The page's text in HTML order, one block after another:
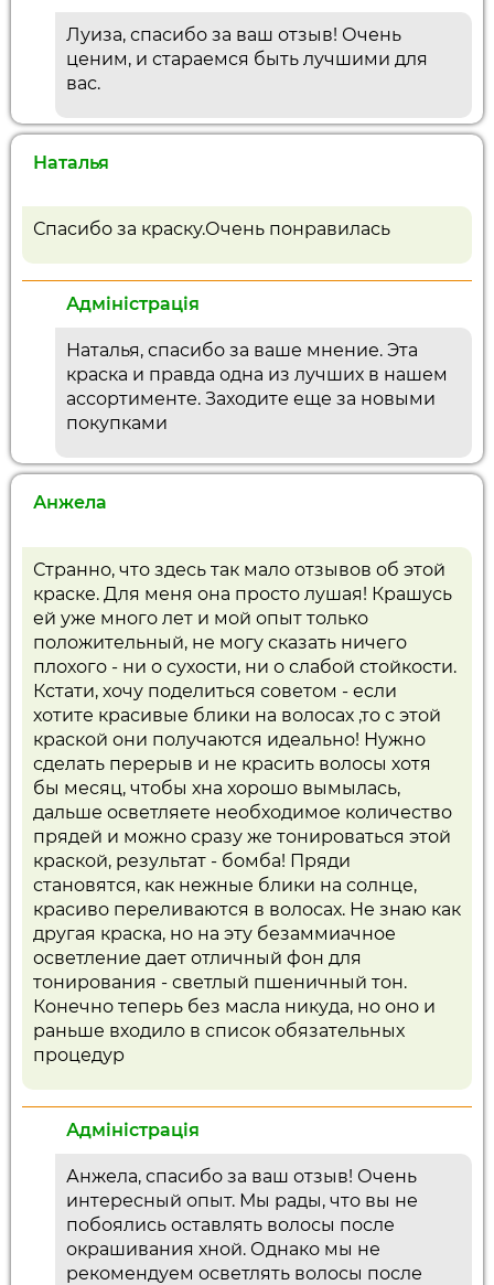
Луиза, спасибо за ваш отзыв! Очень
ценим, и стараемся быть лучшими для
вас.
Наталья
Спасибо за краску.Очень понравилась
Адміністрація
Наталья, спасибо за ваше мнение. Эта
краска и правда одна из лучших в нашем
ассортименте. Заходите еще за новыми
покупками
Анжела
Странно, что здесь так мало отзывов об этой
краске. Для меня она просто лушая! Крашусь
ей уже много лет и мой опыт только
положительный, не могу сказать ничего
плохого - ни о сухости, ни о слабой стойкости.
Кстати, хочу поделиться советом - если
хотите красивые блики на волосах ,то с этой
краской они получаются идеально! Нужно
сделать перерыв и не красить волосы хотя
бы месяц, чтобы хна хорошо вымылась,
дальше осветляете необходимое количество
прядей и можно сразу же тонироваться этой
краской, результат - бомба! Пряди
становятся, как нежные блики на солнце,
красиво переливаются в волосах. Не знаю как
другая краска, но на эту безаммиачное
осветление дает отличный фон для
тонирования - светлый пшеничный тон.
Конечно теперь без масла никуда, но оно и
раньше входило в список обязательных
процедур
Адміністрація
Анжела, спасибо за ваш отзыв! Очень
интересный опыт. Мы рады, что вы не
побоялись оставлять волосы после
окрашивания хной. Однако мы не
рекомендуем осветлять волосы после